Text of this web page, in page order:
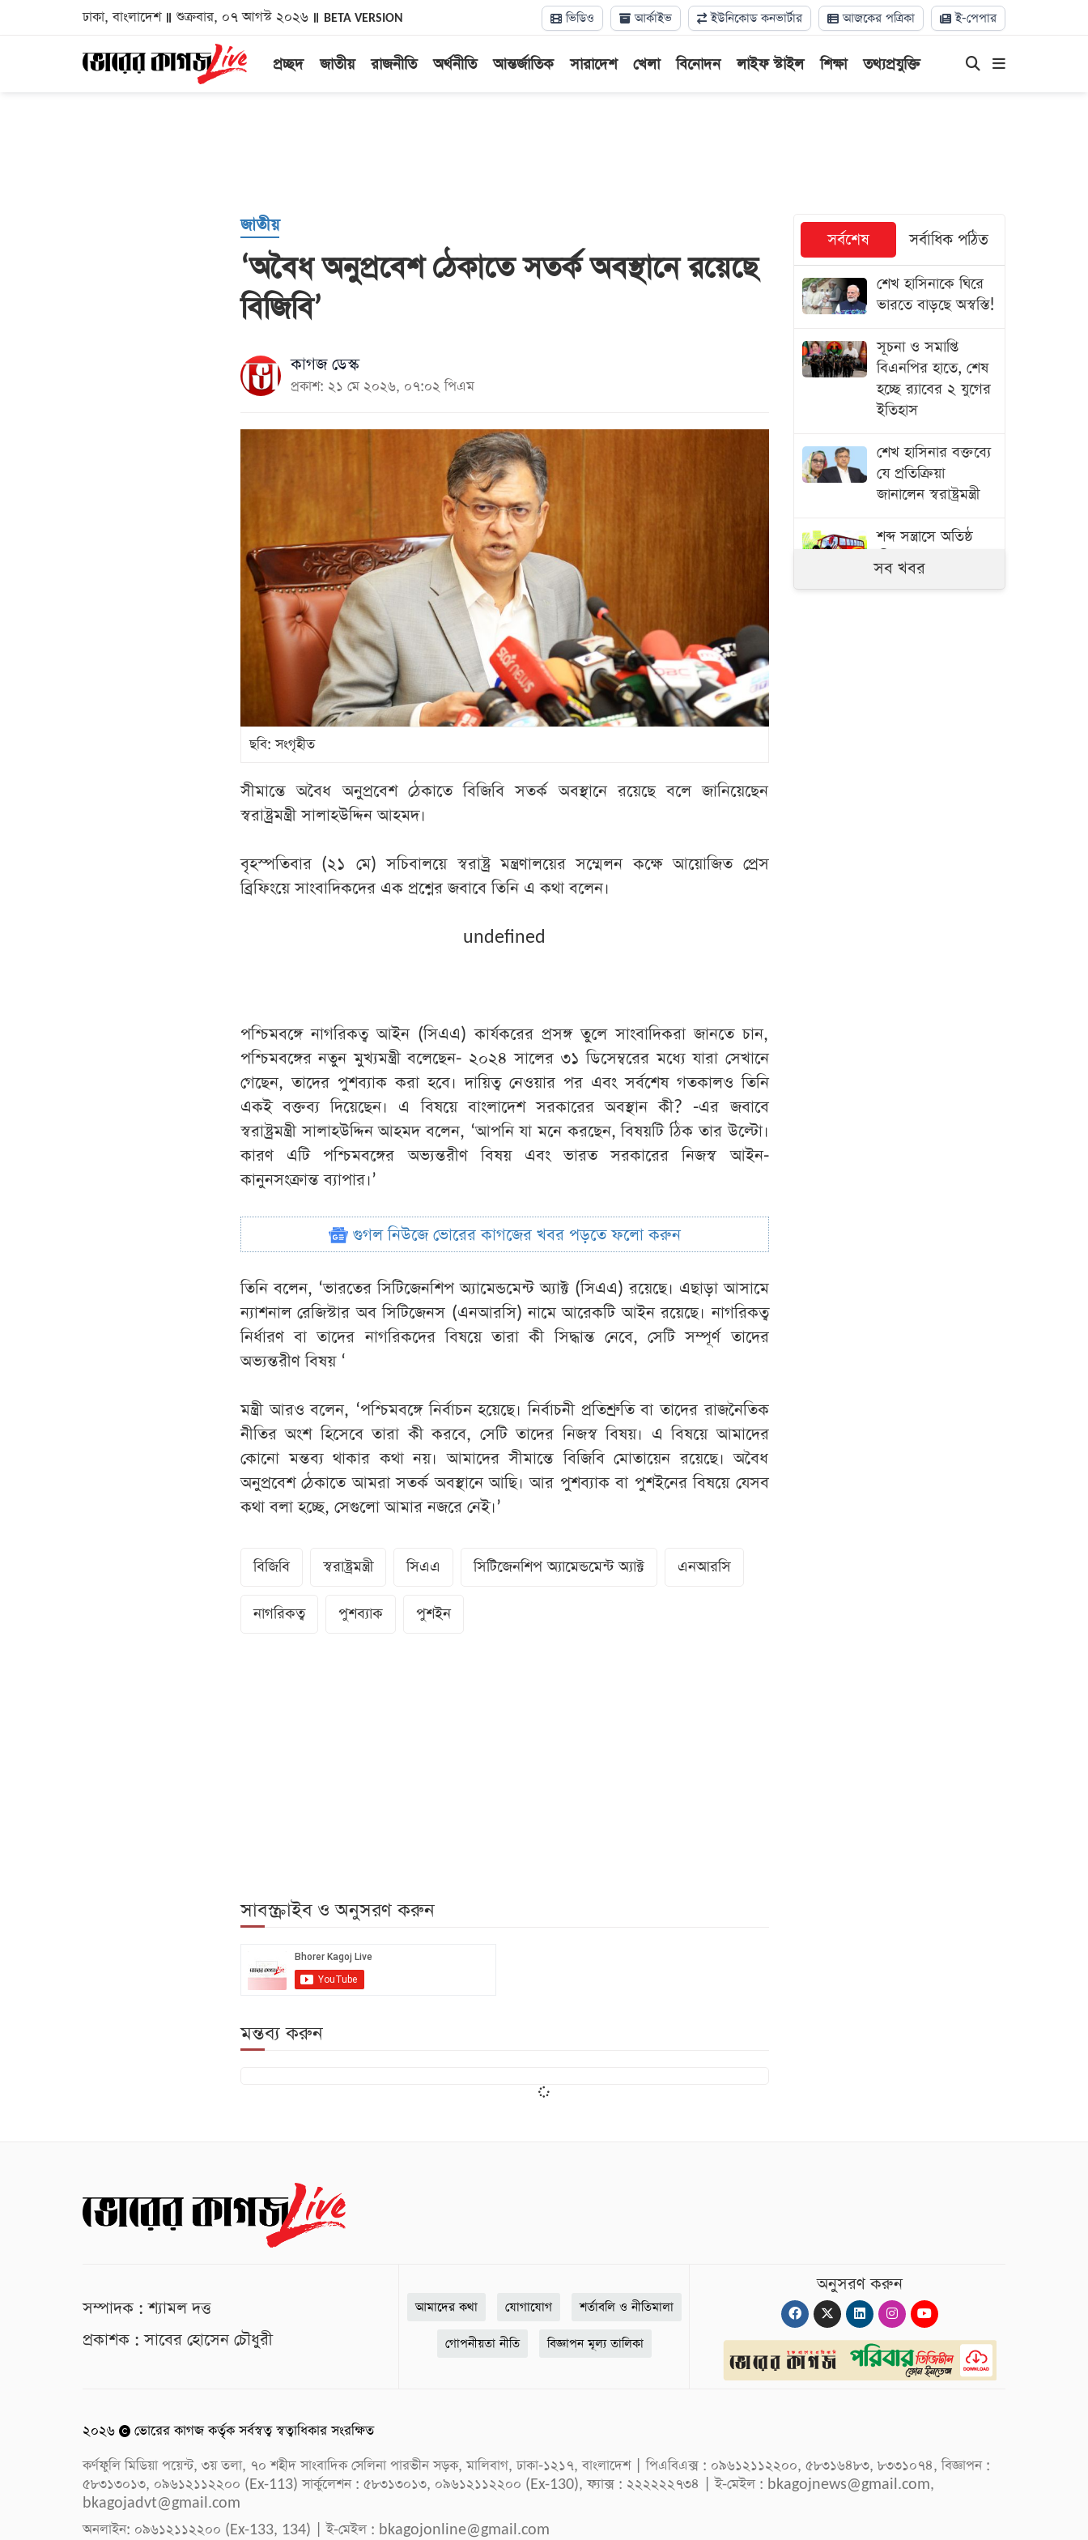
ঢাকা, বাংলাদেশ শুক্রবার, ০৭ আগস্ট ২০২৬ BETA VERSION ভিডিও আর্কাইভ ইউনিকোড কনভার্টার আজকের পত্রিকা ই-পেপার
প্রচ্ছদ জাতীয় রাজনীতি অর্থনীতি আন্তর্জাতিক সারাদেশ খেলা বিনোদন লাইফ স্টাইল শিক্ষা তথ্যপ্রযুক্তি
জাতীয়
‘অবৈধ অনুপ্রবেশ ঠেকাতে সতর্ক অবস্থানে রয়েছে
বিজিবি’
কাগজ ডেস্ক
প্রকাশ: ২১ মে ২০২৬, ০৭:০২ পিএম
ছবি: সংগৃহীত
সীমান্তে অবৈধ অনুপ্রবেশ ঠেকাতে বিজিবি সতর্ক অবস্থানে রয়েছে বলে জানিয়েছেন
স্বরাষ্ট্রমন্ত্রী সালাহউদ্দিন আহমদ।
বৃহস্পতিবার (২১ মে) সচিবালয়ে স্বরাষ্ট্র মন্ত্রণালয়ের সম্মেলন কক্ষে আয়োজিত প্রেস
ব্রিফিংয়ে সাংবাদিকদের এক প্রশ্নের জবাবে তিনি এ কথা বলেন।
undefined
পশ্চিমবঙ্গে নাগরিকত্ব আইন (সিএএ) কার্যকরের প্রসঙ্গ তুলে সাংবাদিকরা জানতে চান,
পশ্চিমবঙ্গের নতুন মুখ্যমন্ত্রী বলেছেন- ২০২৪ সালের ৩১ ডিসেম্বরের মধ্যে যারা সেখানে
গেছেন, তাদের পুশব্যাক করা হবে। দায়িত্ব নেওয়ার পর এবং সর্বশেষ গতকালও তিনি
একই বক্তব্য দিয়েছেন। এ বিষয়ে বাংলাদেশ সরকারের অবস্থান কী? -এর জবাবে
স্বরাষ্ট্রমন্ত্রী সালাহউদ্দিন আহমদ বলেন, ‘আপনি যা মনে করছেন, বিষয়টি ঠিক তার উল্টো।
কারণ এটি পশ্চিমবঙ্গের অভ্যন্তরীণ বিষয় এবং ভারত সরকারের নিজস্ব আইন-
কানুনসংক্রান্ত ব্যাপার।’
গুগল নিউজে ভোরের কাগজের খবর পড়তে ফলো করুন
তিনি বলেন, ‘ভারতের সিটিজেনশিপ অ্যামেন্ডমেন্ট অ্যাক্ট (সিএএ) রয়েছে। এছাড়া আসামে
ন্যাশনাল রেজিস্টার অব সিটিজেনস (এনআরসি) নামে আরেকটি আইন রয়েছে। নাগরিকত্ব
নির্ধারণ বা তাদের নাগরিকদের বিষয়ে তারা কী সিদ্ধান্ত নেবে, সেটি সম্পূর্ণ তাদের
অভ্যন্তরীণ বিষয় ‘
মন্ত্রী আরও বলেন, ‘পশ্চিমবঙ্গে নির্বাচন হয়েছে। নির্বাচনী প্রতিশ্রুতি বা তাদের রাজনৈতিক
নীতির অংশ হিসেবে তারা কী করবে, সেটি তাদের নিজস্ব বিষয়। এ বিষয়ে আমাদের
কোনো মন্তব্য থাকার কথা নয়। আমাদের সীমান্তে বিজিবি মোতায়েন রয়েছে। অবৈধ
অনুপ্রবেশ ঠেকাতে আমরা সতর্ক অবস্থানে আছি। আর পুশব্যাক বা পুশইনের বিষয়ে যেসব
কথা বলা হচ্ছে, সেগুলো আমার নজরে নেই।’
বিজিবি স্বরাষ্ট্রমন্ত্রী সিএএ সিটিজেনশিপ অ্যামেন্ডমেন্ট অ্যাক্ট এনআরসি
নাগরিকত্ব পুশব্যাক পুশইন
সাবস্ক্রাইব ও অনুসরণ করুন
মন্তব্য করুন
সর্বশেষ সর্বাধিক পঠিত
শেখ হাসিনাকে ঘিরে
ভারতে বাড়ছে অস্বস্তি!
সূচনা ও সমাপ্তি
বিএনপির হাতে, শেষ
হচ্ছে র‍্যাবের ২ যুগের
ইতিহাস
শেখ হাসিনার বক্তব্যে
যে প্রতিক্রিয়া
জানালেন স্বরাষ্ট্রমন্ত্রী
শব্দ সন্ত্রাসে অতিষ্ঠ
জীবন
সব খবর
সম্পাদক : শ্যামল দত্ত
প্রকাশক : সাবের হোসেন চৌধুরী
আমাদের কথা যোগাযোগ শর্তাবলি ও নীতিমালা
গোপনীয়তা নীতি বিজ্ঞাপন মূল্য তালিকা
অনুসরণ করুন
২০২৬
ভোরের কাগজ কর্তৃক সর্বস্বত্ব স্বত্বাধিকার সংরক্ষিত
কর্ণফুলি মিডিয়া পয়েন্ট, ৩য় তলা, ৭০ শহীদ সাংবাদিক সেলিনা পারভীন সড়ক, মালিবাগ, ঢাকা-১২১৭, বাংলাদেশ | পিএবিএক্স : ০৯৬১২১১২২০০, ৫৮৩১৬৪৮৩, ৮৩৩১০৭৪, বিজ্ঞাপন :
৫৮৩১৩০১৩, ০৯৬১২১১২২০০ (Ex-113) সার্কুলেশন : ৫৮৩১৩০১৩, ০৯৬১২১১২২০০ (Ex-130), ফ্যাক্স : ২২২২২২৭৩৪ | ই-মেইল : bkagojnews@gmail.com,
bkagojadvt@gmail.com
অনলাইন: ০৯৬১২১১২২০০ (Ex-133, 134) | ই-মেইল : bkagojonline@gmail.com